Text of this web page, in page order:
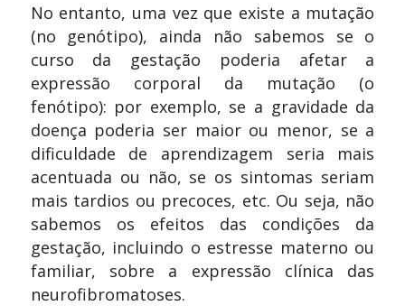
No entanto, uma vez que existe a mutação
(no genótipo), ainda não sabemos se o
curso da gestação poderia afetar a
expressão corporal da mutação (o
fenótipo): por exemplo, se a gravidade da
doença poderia ser maior ou menor, se a
dificuldade de aprendizagem seria mais
acentuada ou não, se os sintomas seriam
mais tardios ou precoces, etc. Ou seja, não
sabemos os efeitos das condições da
gestação, incluindo o estresse materno ou
familiar, sobre a expressão clínica das
neurofibromatoses.